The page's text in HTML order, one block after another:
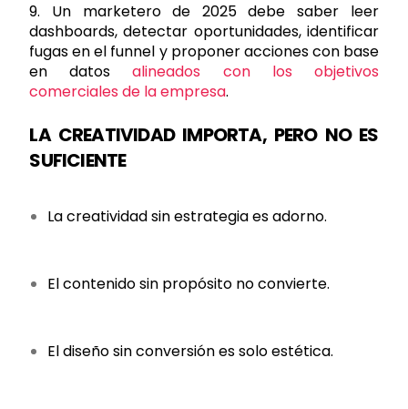
9. Un marketero de 2025 debe saber leer
dashboards, detectar oportunidades, identificar
fugas en el funnel y proponer acciones con base
en datosalineados con los objetivos
comerciales de la empresa.
LA CREATIVIDAD IMPORTA, PERO NO ES
SUFICIENTE
La creatividad sin estrategia es adorno.
El contenido sin propósito no convierte.
El diseño sin conversión es solo estética.